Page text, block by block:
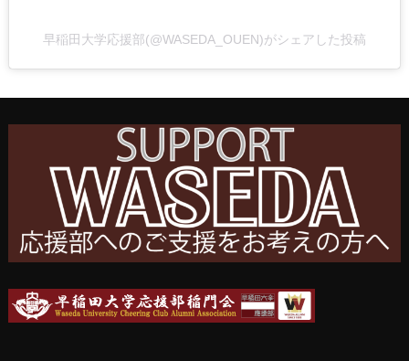
早稲田大学応援部(@WASEDA_OUEN)がシェアした投稿